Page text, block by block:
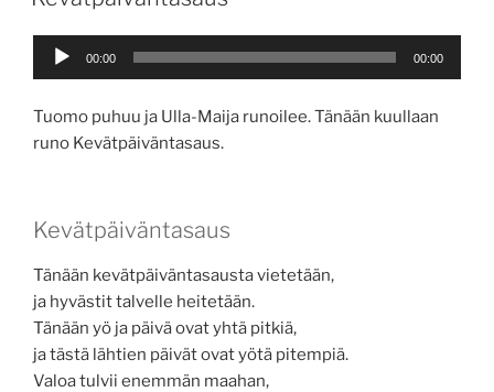
Äänitoistin
00:00 00:00
Tuomo puhuu ja Ulla-Maija runoilee. Tänään kuullaan
runo Kevätpäiväntasaus.
Kevätpäiväntasaus
Tänään kevätpäiväntasausta vietetään,
ja hyvästit talvelle heitetään.
Tänään yö ja päivä ovat yhtä pitkiä,
ja tästä lähtien päivät ovat yötä pitempiä.
Valoa tulvii enemmän maahan,